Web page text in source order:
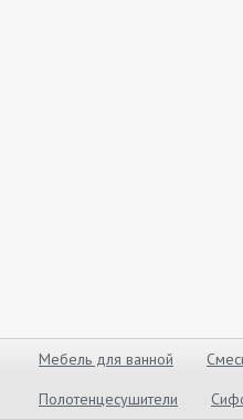
Мебель для ванной
Полотенцесушители